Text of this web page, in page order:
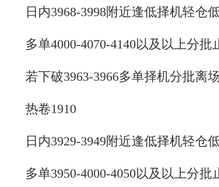
日内3968-3998附近逢低择机轻仓
多单4000-4070-4140以及以上分批
若下破3963-3966多单择机分批离
热卷1910
日内3929-3949附近逢低择机轻仓
多单3950-4000-4050以及以上分批